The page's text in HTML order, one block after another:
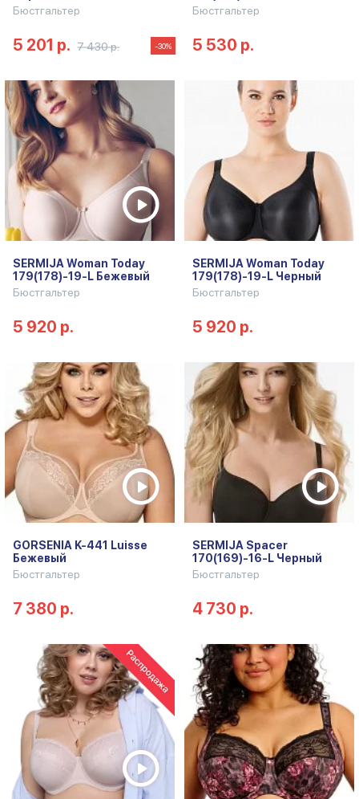
Бюстгальтер
5 201 р. 7 430 р. -30%
Бюстгальтер
5 530 р.
SERMIJA Woman Today
179(178)-19-L Бежевый
Бюстгальтер
5 920 р.
SERMIJA Woman Today
179(178)-19-L Черный
Бюстгальтер
5 920 р.
GORSENIA K-441 Luisse
Бежевый
Бюстгальтер
7 380 р.
SERMIJA Spacer
170(169)-16-L Черный
Бюстгальтер
4 730 р.